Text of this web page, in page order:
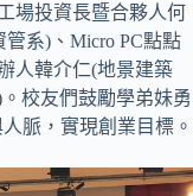
場投資長暨合夥人何
管系)、Micro PC點點
人韓介仁(地景建築
校友們鼓勵學弟妹勇
脈，實現創業目標。